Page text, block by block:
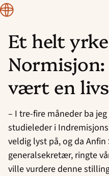
Hopp
til
innhold
Normisjon
Et helt
vært en
– I tre-fire måneder ba
studieleder i
veldig lyst på, og da
generalsekretær, ringte
ville vurdere denne